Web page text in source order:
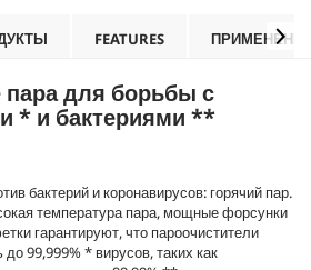
FEATURES
пара для борьбы с
* и бактериями **
бактерий и коронавирусов: горячий пар.
температура пара, мощные форсунки
гарантируют, что пароочистители
99,999% * вирусов, таких как